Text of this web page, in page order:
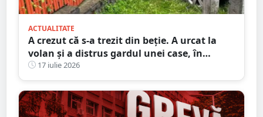
ACTUALITATE
A crezut că s-a trezit din beție. A urcat la
volan și a distrus gardul unei case, în
județul Satu Mare
17 iulie 2026